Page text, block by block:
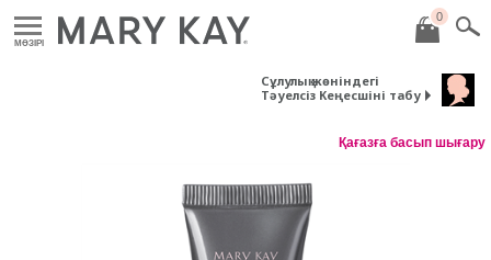
MӘЗІРІ
0
Сұлулық жөніндегі
Тәуелсіз Кеңесшіні табу
Қағазға басып шығару